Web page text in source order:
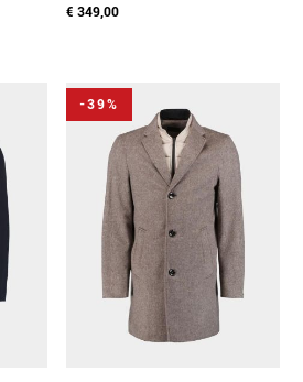
10266240 01 50546528/266
€ 349,00
-39%